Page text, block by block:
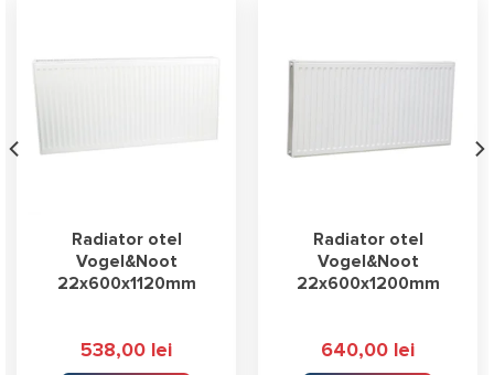
Radiator otel
Vogel&Noot
22x600x1120mm
538,00 lei
Radiator otel
Vogel&Noot
22x600x1200mm
640,00 lei